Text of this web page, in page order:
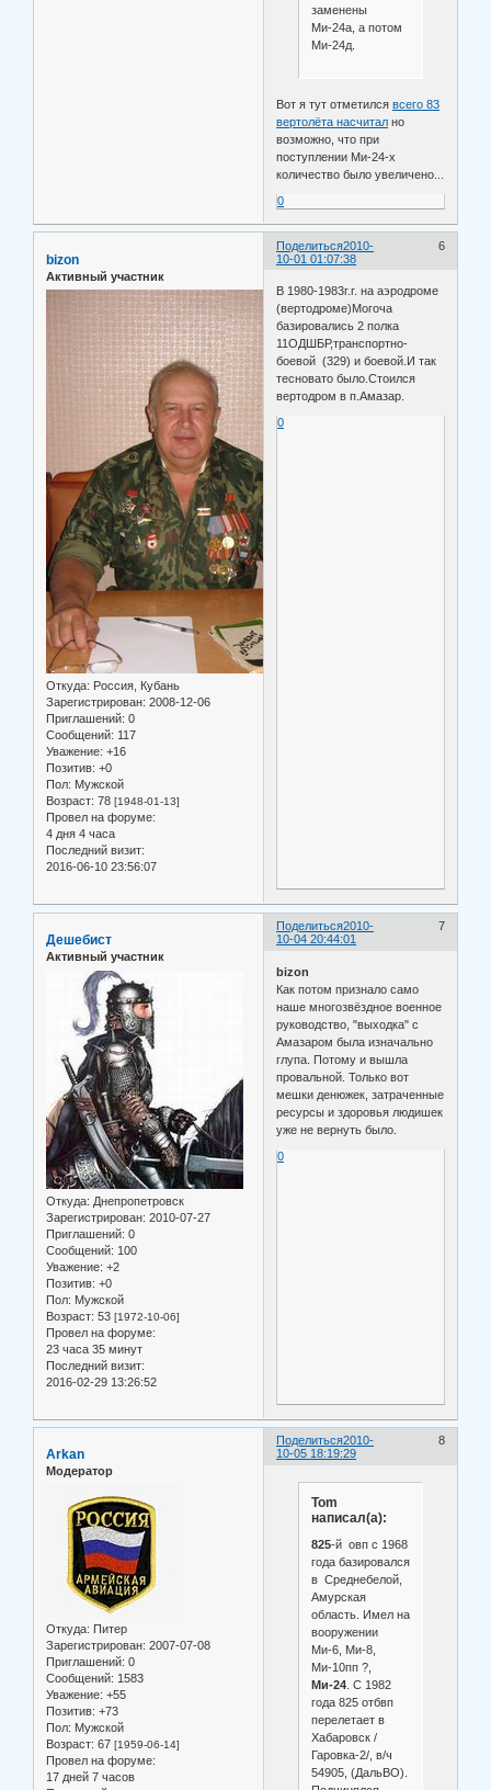
заменены
Ми-24а, а потом
Ми-24д.
Вот я тут отметилсявсего 83
вертолёта насчитал но
возможно, что при
поступлении Ми-24-х
количество было увеличено...
0
Поделиться 6
2010-
10-01 01:07:38
bizon
Активный участник
Откуда: Россия, Кубань
Зарегистрирован: 2008-12-06
Приглашений: 0
Сообщений: 117
Уважение: +16
Позитив: +0
Пол: Мужской
Возраст: 78 [1948-01-13]
Провел на форуме:
4 дня 4 часа
Последний визит:
2016-06-10 23:56:07
В 1980-1983г.г. на аэродроме
(вертодроме)Могоча
базировались 2 полка
11ОДШБР,транспортно-
боевой (329) и боевой.И так
тесновато было.Стоился
вертодром в п.Амазар.
0
Поделиться 7
2010-
10-04 20:44:01
Дешебист
Активный участник
Откуда: Днепропетровск
Зарегистрирован: 2010-07-27
Приглашений: 0
Сообщений: 100
Уважение: +2
Позитив: +0
Пол: Мужской
Возраст: 53 [1972-10-06]
Провел на форуме:
23 часа 35 минут
Последний визит:
2016-02-29 13:26:52
bizon
Как потом признало само
наше многозвёздное военное
руководство, "выходка" с
Амазаром была изначально
глупа. Потому и вышла
провальной. Только вот
мешки денюжек, затраченные
ресурсы и здоровья людишек
уже не вернуть было.
0
Поделиться 8
2010-
10-05 18:19:29
Arkan
Модератор
Откуда: Питер
Зарегистрирован: 2007-07-08
Приглашений: 0
Сообщений: 1583
Уважение: +55
Позитив: +73
Пол: Мужской
Возраст: 67 [1959-06-14]
Провел на форуме:
17 дней 7 часов
Tom
написал(а):
825-й овп с 1968
года базировался
в Среднебелой,
Амурская
область. Имел на
вооружении
Ми-6, Ми-8,
Ми-10пп ?,
Ми-24. С 1982
года 825 отбвп
перелетает в
Хабаровск /
Гаровка-2/, в/ч
54905, (ДальВО).